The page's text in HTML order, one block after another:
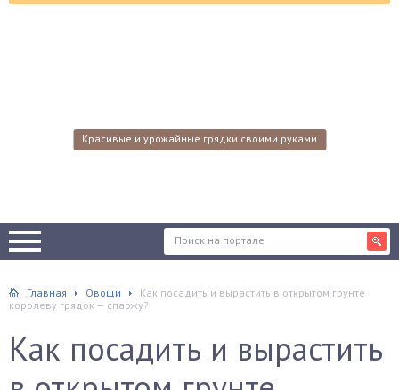
Красивые и урожайные грядки своими руками
Главная Овощи
Как посадить и вырастить в открытом грунте
королеву грядок — спаржу?
Как посадить и вырастить